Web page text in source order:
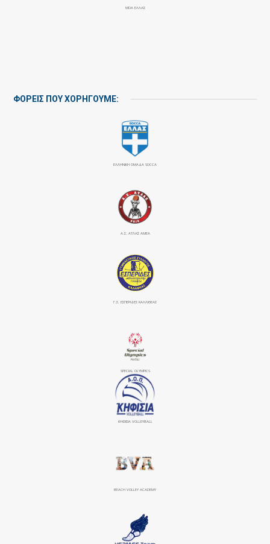
MDA ΕΛΛΑΣ
ΦΟΡΕΙΣ ΠΟΥ ΧΟΡΗΓΟΥΜΕ:
ΕΛΛΗΝΙΚΗ ΟΜΑΔΑ SOCCA
Α.Σ. ΑΤΛΑΣ ΑΜΕΑ
Γ.Σ. ΕΣΠΕΡΙΔΕΣ ΚΑΛΛΙΘΕΑΣ
SPECIAL OLYMPICS
ΚΗΦΙΣΙΆ VOLLEYBALL
BEACH VOLLEY ACADEMY